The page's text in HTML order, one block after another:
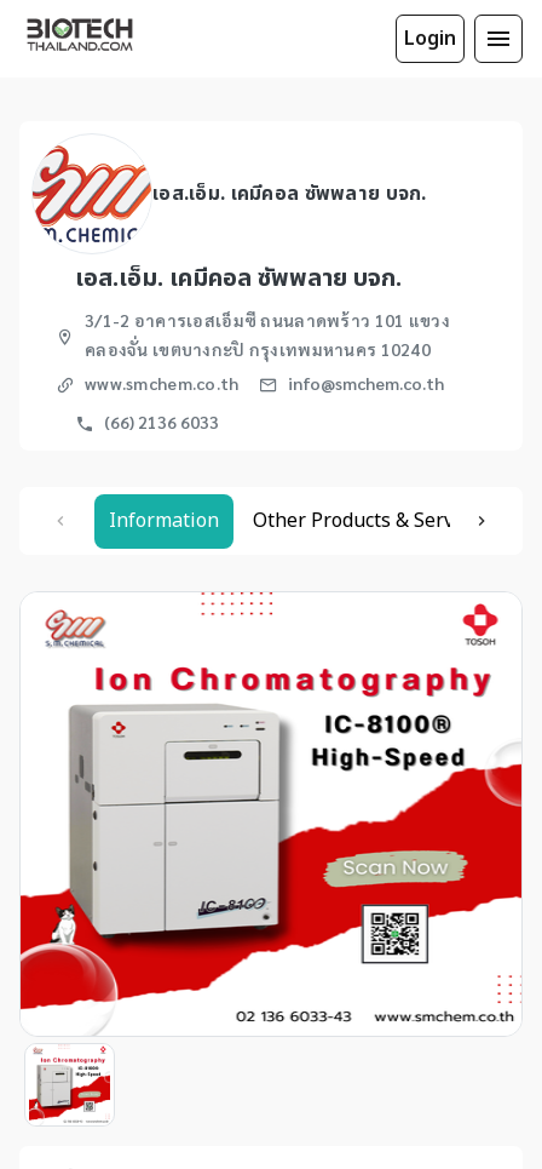
Login
เอส.เอ็ม. เคมีคอล ซัพพลาย บจก.
เอส.เอ็ม. เคมีคอล ซัพพลาย บจก.
3/1-2 อาคารเอสเอ็มซี ถนนลาดพร้าว 101 แขวง
คลองจั่น เขตบางกะปิ กรุงเทพมหานคร 10240
www.smchem.co.th
info@smchem.co.th
(66) 2136 6033
Item
Information Other Products & Services